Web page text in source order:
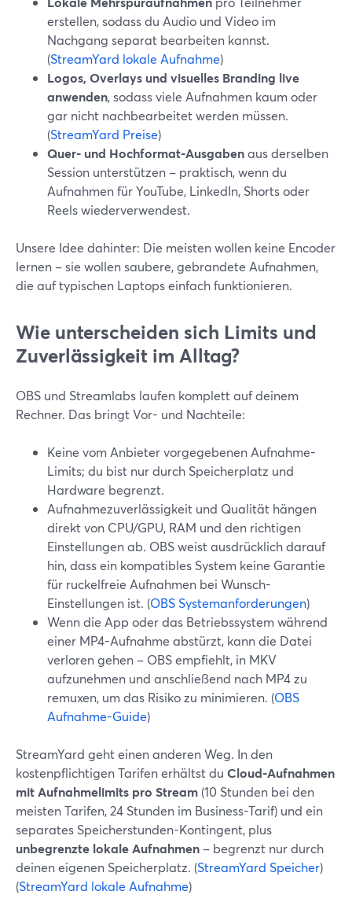
erstellen, sodass du Audio und Video im
Nachgang separat bearbeiten kannst.
(StreamYard lokale Aufnahme)
Logos, Overlays und visuelles Branding live
anwenden, sodass viele Aufnahmen kaum oder
gar nicht nachbearbeitet werden müssen.
(StreamYard Preise)
Quer- und Hochformat-Ausgabenaus derselben
Session unterstützen – praktisch, wenn du
Aufnahmen für YouTube, LinkedIn, Shorts oder
Reels wiederverwendest.
Unsere Idee dahinter: Die meisten wollen keine Encoder
lernen – sie wollen saubere, gebrandete Aufnahmen,
die auf typischen Laptops einfach funktionieren.
Wie unterscheiden sich Limits und
Zuverlässigkeit im Alltag?
OBS und Streamlabs laufen komplett auf deinem
Rechner. Das bringt Vor- und Nachteile:
Keine vom Anbieter vorgegebenen Aufnahme-
Limits; du bist nur durch Speicherplatz und
Hardware begrenzt.
Aufnahmezuverlässigkeit und Qualität hängen
direkt von CPU/GPU, RAM und den richtigen
Einstellungen ab. OBS weist ausdrücklich darauf
hin, dass ein kompatibles System keine Garantie
für ruckelfreie Aufnahmen bei Wunsch-
Einstellungen ist. (OBS Systemanforderungen)
Wenn die App oder das Betriebssystem während
einer MP4-Aufnahme abstürzt, kann die Datei
verloren gehen – OBS empfiehlt, in MKV
aufzunehmen und anschließend nach MP4 zu
remuxen, um das Risiko zu minimieren. (OBS
Aufnahme-Guide)
StreamYard geht einen anderen Weg. In den
kostenpflichtigen Tarifen erhältst du Cloud-Aufnahmen
mit Aufnahmelimits pro Stream (10 Stunden bei den
meisten Tarifen, 24 Stunden im Business-Tarif) und ein
separates Speicherstunden-Kontingent, plus
unbegrenzte lokale Aufnahmen – begrenzt nur durch
deinen eigenen Speicherplatz. (StreamYard Speicher)
(StreamYard lokale Aufnahme)